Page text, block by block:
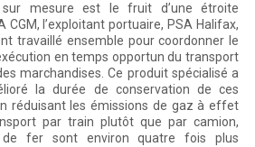
mesure est le fruit d’une étroite
CGM, l’exploitant portuaire, PSA Halifax,
travaillé ensemble pour coordonner le
en temps opportun du transport
marchandises. Ce produit spécialisé a
la durée de conservation de ces
réduisant les émissions de gaz à effet
par train plutôt que par camion,
de fer sont environ quatre fois plus